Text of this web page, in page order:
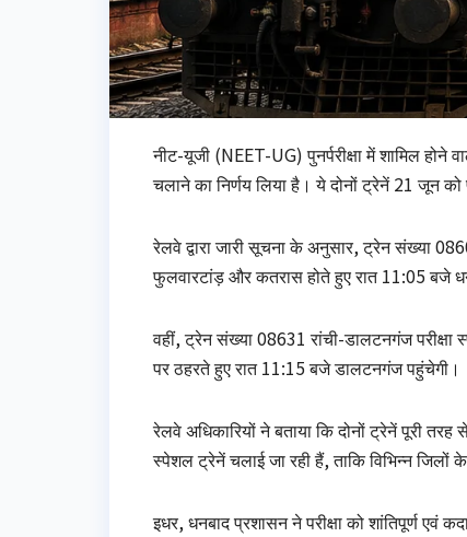
नीट-यूजी (NEET-UG) पुनर्परीक्षा में शामिल होने
चलाने का निर्णय लिया है। ये दोनों ट्रेनें 21 जून
रेलवे द्वारा जारी सूचना के अनुसार, ट्रेन संख्या
फुलवारटांड़ और कतरास होते हुए रात 11:05 बजे
वहीं, ट्रेन संख्या 08631 रांची-डालटनगंज
पर ठहरते हुए रात 11:15 बजे डालटनगंज पहुंचेगी।
रेलवे अधिकारियों ने बताया कि दोनों ट्रेनें पूरी तरह
स्पेशल ट्रेनें चलाई जा रही हैं, ताकि विभिन्न जिलों
इधर, धनबाद प्रशासन ने परीक्षा को शांतिपूर्ण एवं